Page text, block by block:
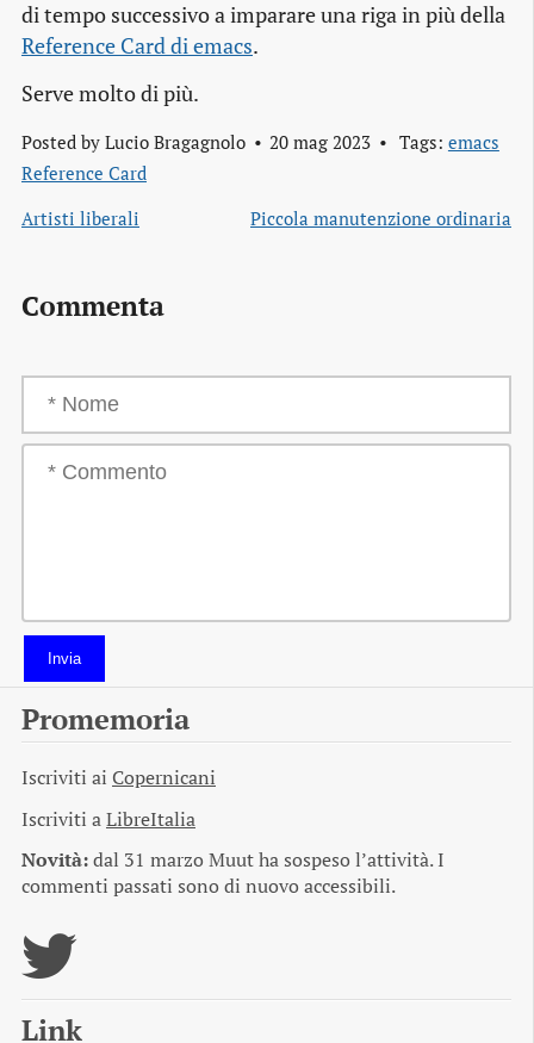
di tempo successivo a imparare una riga in più della
Reference Card di emacs.
Serve molto di più.
Posted by Lucio Bragagnolo 20 mag 2023 Tags: emacs
Reference Card
Artisti liberali
Piccola manutenzione ordinaria
Commenta
Invia
Promemoria
Iscriviti ai Copernicani
Iscriviti aLibreItalia
Novità:dal 31 marzo Muut ha sospeso l’attività. I
commenti passati sono di nuovo accessibili.
Link